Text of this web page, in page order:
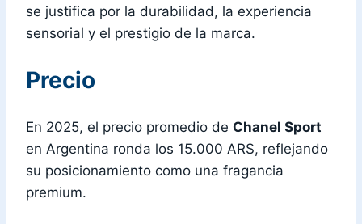
se justifica por la durabilidad, la experiencia
sensorial y el prestigio de la marca.
Precio
En 2025, el precio promedio de Chanel Sport
en Argentina ronda los 15.000 ARS, reflejando
su posicionamiento como una fragancia
premium.